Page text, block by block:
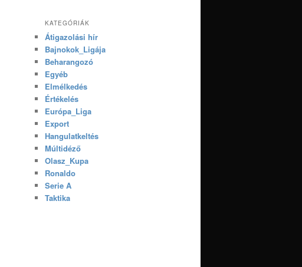
KATEGÓRIÁK
Átigazolási hír
Bajnokok_Ligája
Beharangozó
Egyéb
Elmélkedés
Értékelés
Európa_Liga
Export
Hangulatkeltés
Múltidéző
Olasz_Kupa
Ronaldo
Serie A
Taktika